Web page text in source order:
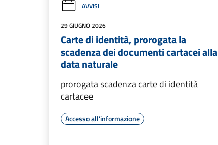
AVVISI
29 GIUGNO 2026
Carte di identità, prorogata la
scadenza dei documenti cartacei alla
data naturale
prorogata scadenza carte di identità
cartacee
Accesso all'informazione